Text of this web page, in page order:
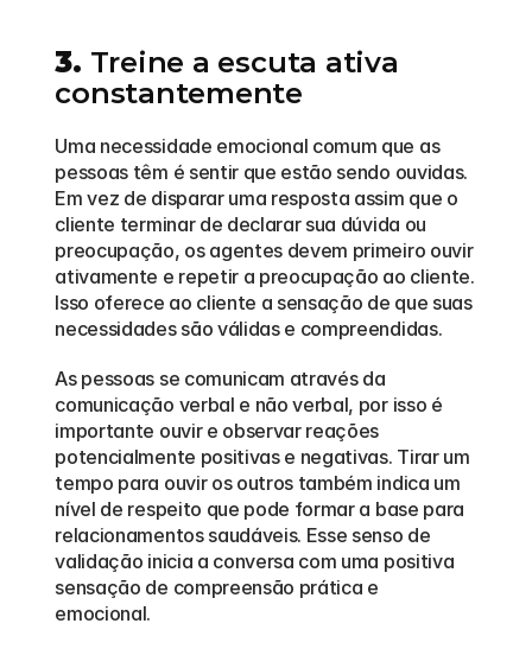
3. Treine a escuta ativa
constantemente
Uma necessidade emocional comum que as
pessoas têm é sentir que estão sendo ouvidas.
Em vez de disparar uma resposta assim que o
cliente terminar de declarar sua dúvida ou
preocupação, os agentes devem primeiro ouvir
ativamente e repetir a preocupação ao cliente.
Isso oferece ao cliente a sensação de que suas
necessidades são válidas e compreendidas.
As pessoas se comunicam através da
comunicação verbal e não verbal, por isso é
importante ouvir e observar reações
potencialmente positivas e negativas. Tirar um
tempo para ouvir os outros também indica um
nível de respeito que pode formar a base para
relacionamentos saudáveis. Esse senso de
validação inicia a conversa com uma positiva
sensação de compreensão prática e
emocional.